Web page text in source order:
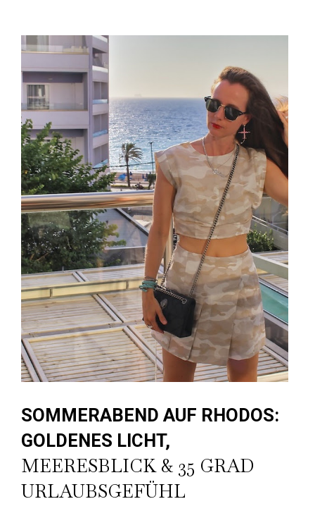
SOMMERABEND AUF RHODOS:
GOLDENES LICHT,
MEERESBLICK & 35 GRAD
URLAUBSGEFÜHL